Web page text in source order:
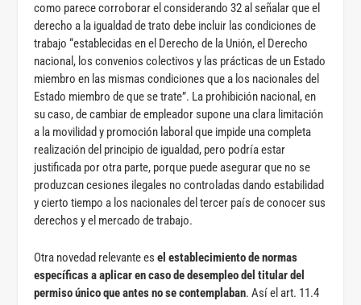
como parece corroborar el considerando 32 al señalar que el
derecho a la igualdad de trato debe incluir las condiciones de
trabajo “establecidas en el Derecho de la Unión, el Derecho
nacional, los convenios colectivos y las prácticas de un Estado
miembro en las mismas condiciones que a los nacionales del
Estado miembro de que se trate”. La prohibición nacional, en
su caso, de cambiar de empleador supone una clara limitación
a la movilidad y promoción laboral que impide una completa
realización del principio de igualdad, pero podría estar
justificada por otra parte, porque puede asegurar que no se
produzcan cesiones ilegales no controladas dando estabilidad
y cierto tiempo a los nacionales del tercer país de conocer sus
derechos y el mercado de trabajo.
Otra novedad relevante esel establecimiento de normas
específicas a aplicar en caso de desempleo del titular del
permiso único que antes no se contemplaban. Así el art. 11.4